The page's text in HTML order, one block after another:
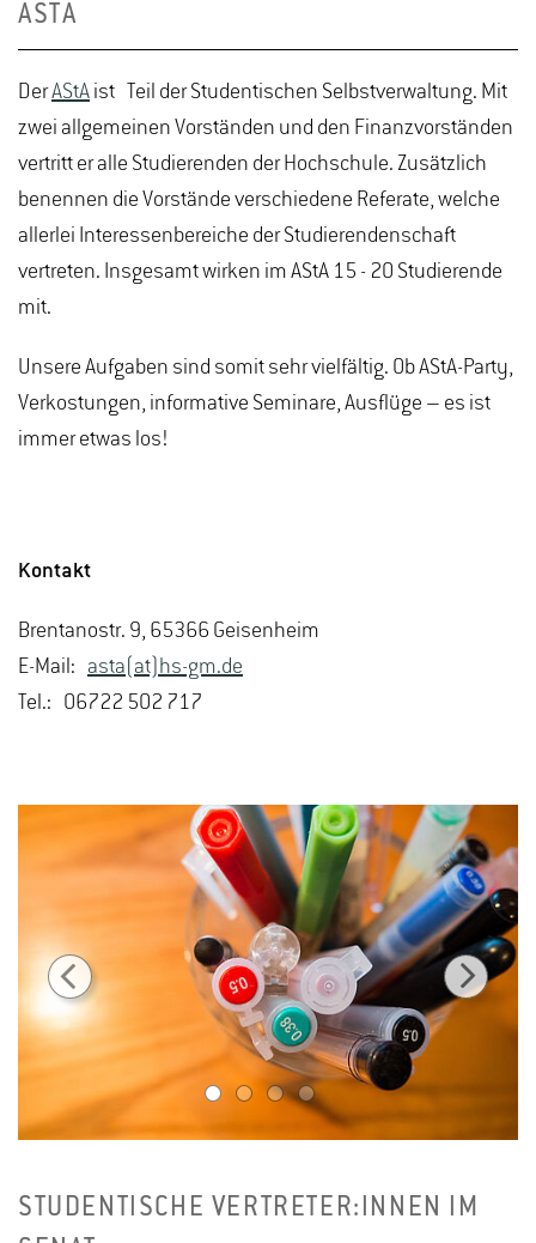
ASTA
DerAStA ist Teil der Studentischen Selbstverwaltung. Mit
zwei allgemeinen Vorständen und den Finanzvorständen
vertritt er alle Studierenden der Hochschule. Zusätzlich
benennen die Vorstände verschiedene Referate, welche
allerlei Interessenbereiche der Studierendenschaft
vertreten. Insgesamt wirken im AStA 15 - 20 Studierende
mit.
Unsere Aufgaben sind somit sehr vielfältig. Ob AStA-Party,
Verkostungen, informative Seminare, Ausflüge – es ist
immer etwas los!
Kontakt
Brentanostr. 9, 65366 Geisenheim
E-Mail: asta(at)hs-gm.de
Tel.: 06722 502 717
1 2 3 4
STUDENTISCHE VERTRETER:INNEN IM